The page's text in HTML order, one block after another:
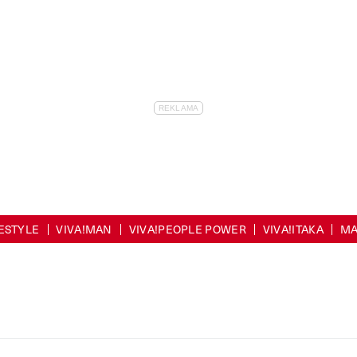
VIVA!MAN VIVA!PEOPLE POWER VIVA!ITAKA